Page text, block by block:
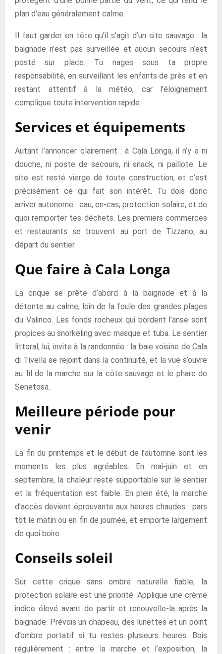
plan d’eau généralement calme.
Il faut garder en tête qu’il s’agit d’un site sauvage : la
baignade n’est pas surveillée et aucun secours n’est
posté sur place. Tu nages sous ta propre
responsabilité, en surveillant les enfants de près et en
restant attentif à la météo, car l’éloignement
complique toute intervention rapide.
Services et équipements
Autant l’annoncer clairement : à Cala Longa, il n’y a ni
douche, ni poste de secours, ni snack, ni paillote. Le
site est resté vierge de toute construction, et c’est
précisément ce qui fait son intérêt. Tu dois donc
arriver autonome : eau, en-cas, protection solaire, et de
quoi remporter tes déchets. Les premiers commerces
et restaurants se trouvent au port de Tizzano, au
départ du sentier.
Que faire à Cala Longa
La crique se prête d’abord à la baignade et à la
détente au calme, loin de la foule des grandes plages
du Valinco. Les fonds rocheux qui bordent l’anse sont
propices au snorkeling avec masque et tuba. Le sentier
littoral, lui, invite à la randonnée : la baie voisine de Cala
di Tivella se rejoint dans la continuité, et la vue s’ouvre
au fil de la marche sur la côte sauvage et le phare de
Senetosa.
Meilleure période pour
venir
La fin du printemps et le début de l’automne sont les
moments les plus agréables. En mai-juin et en
septembre, la chaleur reste supportable sur le sentier
et la fréquentation est faible. En plein été, la marche
d’accès devient éprouvante aux heures chaudes : pars
tôt le matin ou en fin de journée, et emporte largement
de quoi boire.
Conseils soleil
Sur cette crique sans ombre naturelle fiable, la
protection solaire est une priorité. Applique une crème
indice élevé avant de partir et renouvelle-la après la
baignade. Prévois un chapeau, des lunettes et un point
d’ombre portatif si tu restes plusieurs heures. Bois
régulièrement : entre la marche et l’exposition, la